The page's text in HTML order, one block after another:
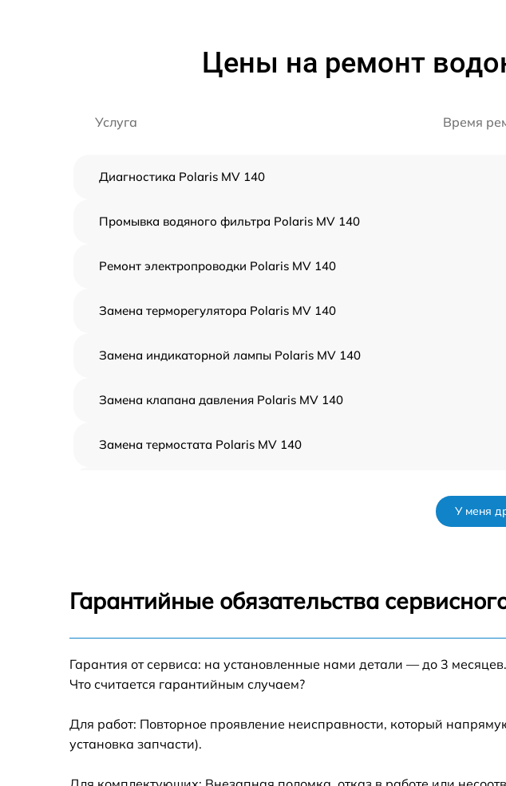
Цены на ремонт
Услуга Время
Диагностика Polaris MV 140
Промывка водяного фильтра Polaris MV 140
Ремонт электропроводки Polaris MV 140
Замена терморегулятора Polaris MV 140
Замена индикаторной лампы Polaris MV 140
Замена клапана давления Polaris MV 140
Замена термостата Polaris MV 140
Замена прокладки Polaris MV 140
Замена труб поступления воды Polaris MV
У меня
Гарантийные обязательства
Гарантия от сервиса: на установленные нами детали — до 3 месяцев.
Что считается гарантийным случаем?
Для работ: Повторное проявление неисправности, который
установка запчасти).